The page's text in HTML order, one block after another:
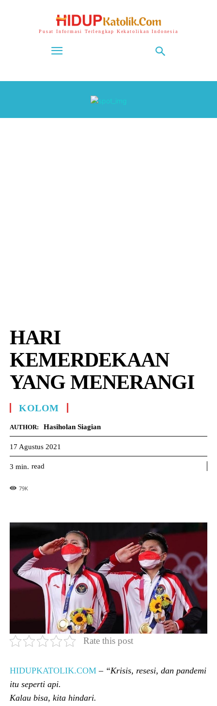
Pusat Informasi Terlengkap Kekatolikan Indonesia
HARI
KEMERDEKAAN
YANG MENERANGI
KOLOM
AUTHOR: Hasiholan Siagian
17 Agustus 2021
3 min. read
79K
Rate this post
HIDUPKATOLIK.COM – “Krisis, resesi, dan pandemi
itu seperti api.
Kalau bisa, kita hindari.